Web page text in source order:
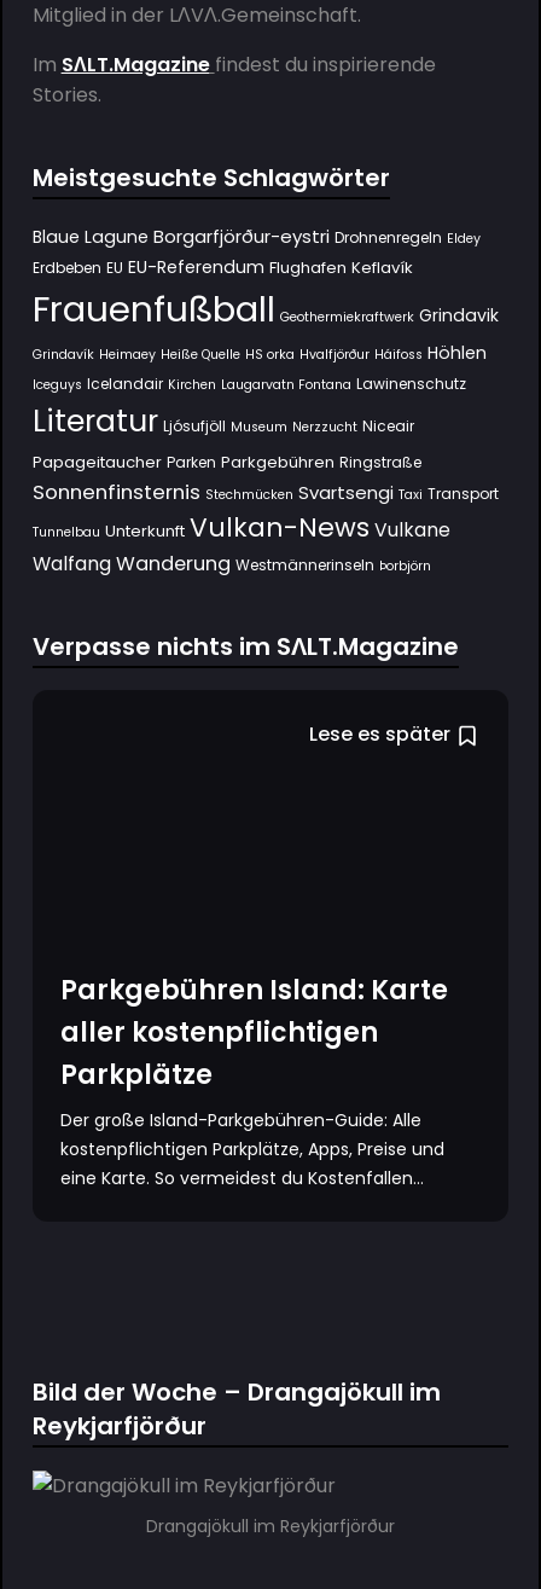
Mitglied in der LΛVΛ.Gemeinschaft.
Im SΛLT.Magazine findest du inspirierende
Stories.
Meistgesuchte Schlagwörter
Blaue Lagune Borgarfjörður-eystri Drohnenregeln Eldey
Erdbeben EU EU-Referendum Flughafen Keflavík
Frauenfußball Geothermiekraftwerk Grindavik
Grindavík Heimaey Heiße Quelle HS orka Hvalfjörður Háifoss Höhlen
Iceguys Icelandair Kirchen Laugarvatn Fontana Lawinenschutz
Literatur Ljósufjöll Museum Nerzzucht Niceair
Papageitaucher Parken Parkgebühren Ringstraße
Sonnenfinsternis Stechmücken Svartsengi Taxi Transport
Tunnelbau Unterkunft Vulkan-News Vulkane
Walfang Wanderung Westmännerinseln Þorbjörn
Verpasse nichts im SΛLT.Magazine
Lese es später
Parkgebühren Island: Karte
aller kostenpflichtigen
Parkplätze
Der große Island-Parkgebühren-Guide: Alle
kostenpflichtigen Parkplätze, Apps, Preise und
eine Karte. So vermeidest du Kostenfallen...
Bild der Woche – Drangajökull im
Reykjarfjörður
Drangajökull im Reykjarfjörður